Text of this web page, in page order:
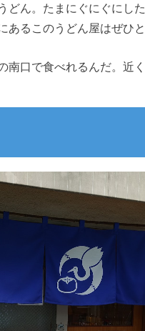
どん。たまにぐにぐにし
あるこのうどん屋はぜひ
口で食べれるんだ。近